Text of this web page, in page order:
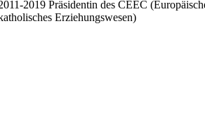
2019 Präsidentin des CEEC
Erziehungswesen)